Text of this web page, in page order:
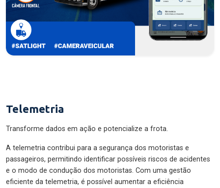
Telemetria
Transforme dados em ação e potencialize a frota.
A telemetria contribui para a segurança dos motoristas e
passageiros, permitindo identificar possíveis riscos de acidentes
e o modo de condução dos motoristas. Com uma gestão
eficiente da telemetria, é possível aumentar a eficiência